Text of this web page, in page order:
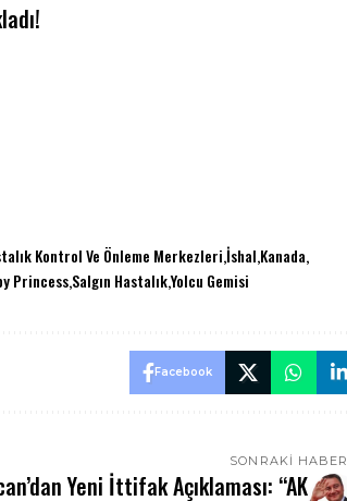
Kontrol Ve Önleme Merkezleri İshal Kanada
PrincessSalgın HastalıkYolcu Gemisi
Facebook
SONRAKI HABER
Yeni İttifak Açıklaması: “AK